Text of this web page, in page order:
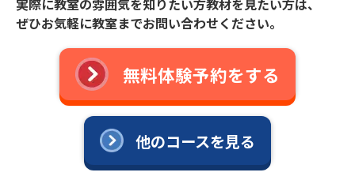
実際に教室の雰囲気を知りたい方教材を見たい方は、
ぜひお気軽に教室までお問い合わせください。
無料体験予約をする
他のコースを見る